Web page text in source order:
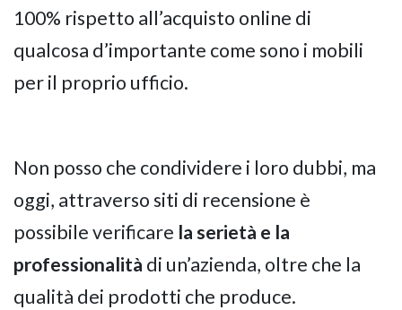
100% rispetto all’acquisto online di
qualcosa d’importante come sono i mobili
per il proprio ufficio.
Non posso che condividere i loro dubbi, ma
oggi, attraverso siti di recensione è
possibile verificare la serietà e la
professionalità di un’azienda, oltre che la
qualità dei prodotti che produce.